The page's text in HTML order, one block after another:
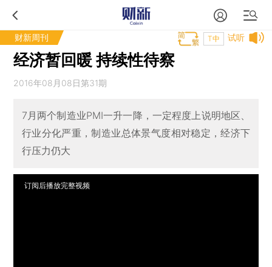
财新周刊 试听
T中
经济暂回暖 持续性待察
2016年08月08日第31期
7月两个制造业PMI一升一降，一定程度上说明地区、
行业分化严重，制造业总体景气度相对稳定，经济下
行压力仍大
订阅后播放完整视频